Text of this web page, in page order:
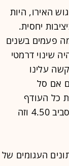
האירו, היות
יחסית.
פעמים בשנים
שינוי דרמטי
עלינו
אם סל
כל העודף
בחשבון השוטף, ברמתו מתחילת השנה היה הצמד אירו/שקל נסחר סביב 4.50 וזה
העגומים של